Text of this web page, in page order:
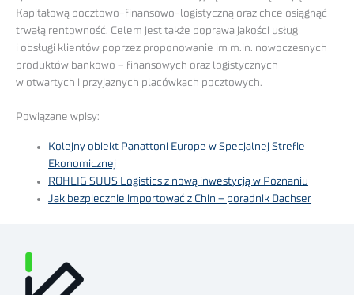
Kapitałową pocztowo-finansowo-logistyczną oraz chce osiągnąć
trwałą rentowność. Celem jest także poprawa jakości usług
i obsługi klientów poprzez proponowanie im m.in. nowoczesnych
produktów bankowo – finansowych oraz logistycznych
w otwartych i przyjaznych placówkach pocztowych.
Powiązane wpisy:
Kolejny obiekt Panattoni Europe w Specjalnej Strefie
Ekonomicznej
ROHLIG SUUS Logistics z nową inwestycją w Poznaniu
Jak bezpiecznie importować z Chin – poradnik Dachser